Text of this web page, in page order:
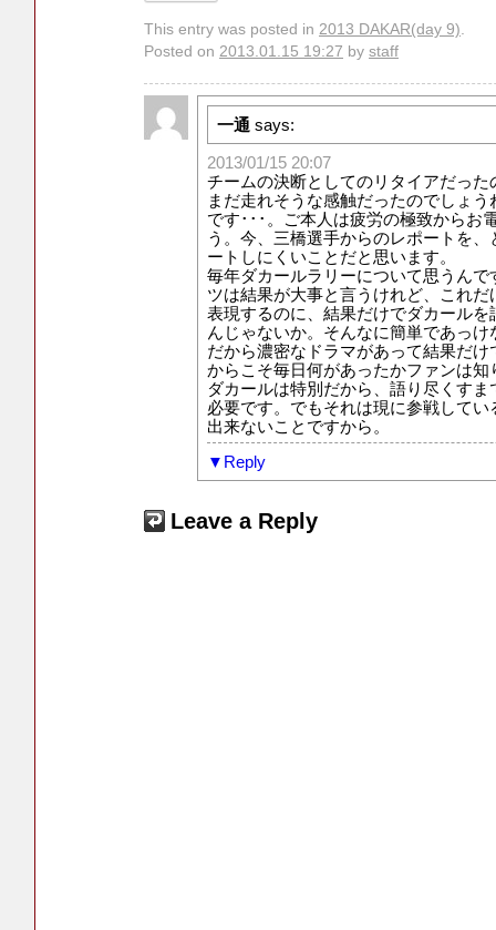
This entry was posted in 2013 DAKAR(day 9)
Posted on 2013.01.15 19:27 by staff
一通 says:
2013/01/15 20:07
チームの決断としてのリタイアだっ
まだ走れそうな感触だったのでしょ
です･･･。ご本人は疲労の極致からお
う。今、三橋選手からのレポートを
ートしにくいことだと思います。
毎年ダカールラリーについて思うん
ツは結果が大事と言うけれど、これ
表現するのに、結果だけでダカール
んじゃないか。そんなに簡単であっ
だから濃密なドラマがあって結果だ
からこそ毎日何があったかファンは
ダカールは特別だから、語り尽くす
必要です。でもそれは現に参戦して
出来ないことですから。
Reply
Leave a Reply